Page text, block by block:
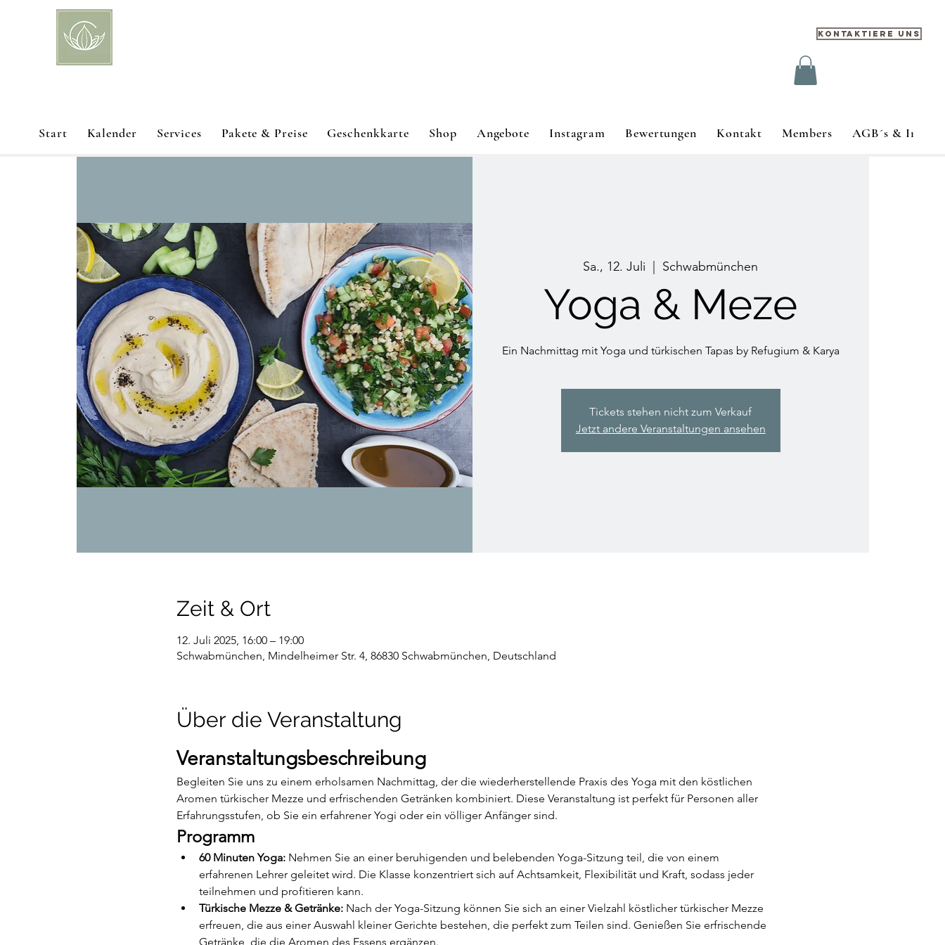
Kontaktiere uns
Start Kalender Services Pakete & Preise Geschenkkarte Shop Angebote Instagram Bewertungen Kontakt Members AGB´s &
Sa., 12. Juli
  |
Schwabmünchen
Yoga & Meze
Ein Nachmittag mit Yoga und türkischen Tapas by Refugium & Karya
Tickets stehen nicht zum Verkauf
Jetzt andere Veranstaltungen ansehen
Zeit & Ort
12. Juli 2025, 16:00 – 19:00
Schwabmünchen, Mindelheimer Str. 4, 86830 Schwabmünchen, Deutschland
Über die Veranstaltung
Veranstaltungsbeschreibung
Begleiten Sie uns zu einem erholsamen Nachmittag, der die wiederherstellende Praxis des Yoga mit den köstlichen
Aromen türkischer Mezze und erfrischenden Getränken kombiniert. Diese Veranstaltung ist perfekt für Personen aller
Erfahrungsstufen, ob Sie ein erfahrener Yogi oder ein völliger Anfänger sind.
Programm
60 Minuten Yoga: Nehmen Sie an einer beruhigenden und belebenden Yoga-Sitzung teil, die von einem
erfahrenen Lehrer geleitet wird. Die Klasse konzentriert sich auf Achtsamkeit, Flexibilität und Kraft, sodass jeder
teilnehmen und profitieren kann.
Türkische Mezze & Getränke: Nach der Yoga-Sitzung können Sie sich an einer Vielzahl köstlicher türkischer Mezze
erfreuen, die aus einer Auswahl kleiner Gerichte bestehen, die perfekt zum Teilen sind. Genießen Sie erfrischende
Getränke, die die Aromen des Essens ergänzen.